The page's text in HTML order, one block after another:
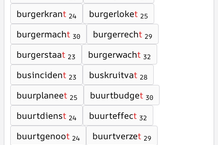
burgerkrant 24 burgerloket 25
burgermacht 30 burgerrecht 29
burgerstaat 23 burgerwacht 32
busincident 23 buskruitvat 28
buurplaneet 25 buurtbudget 30
buurtdienst 24 buurteffect 32
buurtgenoot 24 buurtverzet 29